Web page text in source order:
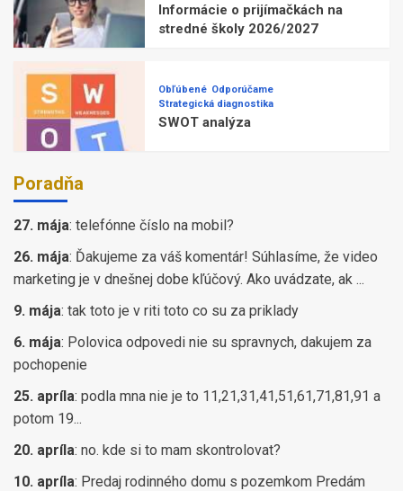
Informácie o prijímačkách na
stredné školy 2026/2027
Obľúbené Odporúčame
Strategická diagnostika
SWOT analýza
Poradňa
27. mája: telefónne číslo na mobil?
26. mája: Ďakujeme za váš komentár! Súhlasíme, že video
marketing je v dnešnej dobe kľúčový. Ako uvádzate, ak ...
9. mája: tak toto je v riti toto co su za priklady
6. mája: Polovica odpovedi nie su spravnych, dakujem za
pochopenie
25. apríla: podla mna nie je to 11,21,31,41,51,61,71,81,91 a
potom 19...
20. apríla: no. kde si to mam skontrolovat?
10. apríla: Predaj rodinného domu s pozemkom Predám